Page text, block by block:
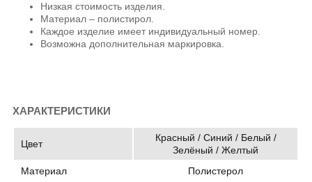
Низкая стоимость изделия.
Материал – полистирол.
Каждое изделие имеет индивидуальный номер.
Возможна дополнительная маркировка.
ХАРАКТЕРИСТИКИ
Цвет
Красный / Синий / Белый /
Зелёный / Желтый
Материал
Полистерол